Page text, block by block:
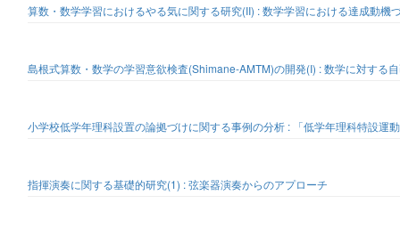
算数・数学学習におけるやる気に関する研究(II) : 数学学習における達成動
島根式算数・数学の学習意欲検査(Shimane-AMTM)の開発(I) : 数学に対する
小学校低学年理科設置の論拠づけに関する事例の分析 : 「低学年理科特設運
指揮演奏に関する基礎的研究(1) : 弦楽器演奏からのアプローチ